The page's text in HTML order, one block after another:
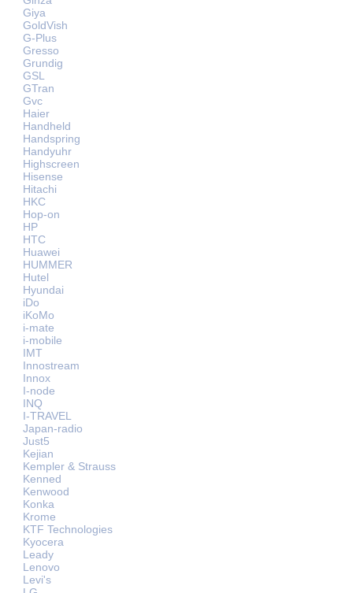
Giya
GoldVish
G-Plus
Gresso
Grundig
GSL
GTran
Gvc
Haier
Handheld
Handspring
Handyuhr
Highscreen
Hisense
Hitachi
HKC
Hop-on
HP
HTC
Huawei
HUMMER
Hutel
Hyundai
iDo
iKoMo
i-mate
i-mobile
IMT
Innostream
Innox
I-node
INQ
I-TRAVEL
Japan-radio
Just5
Kejian
Kempler & Strauss
Kenned
Kenwood
Konka
Krome
KTF Technologies
Kyocera
Leady
Lenovo
Levi's